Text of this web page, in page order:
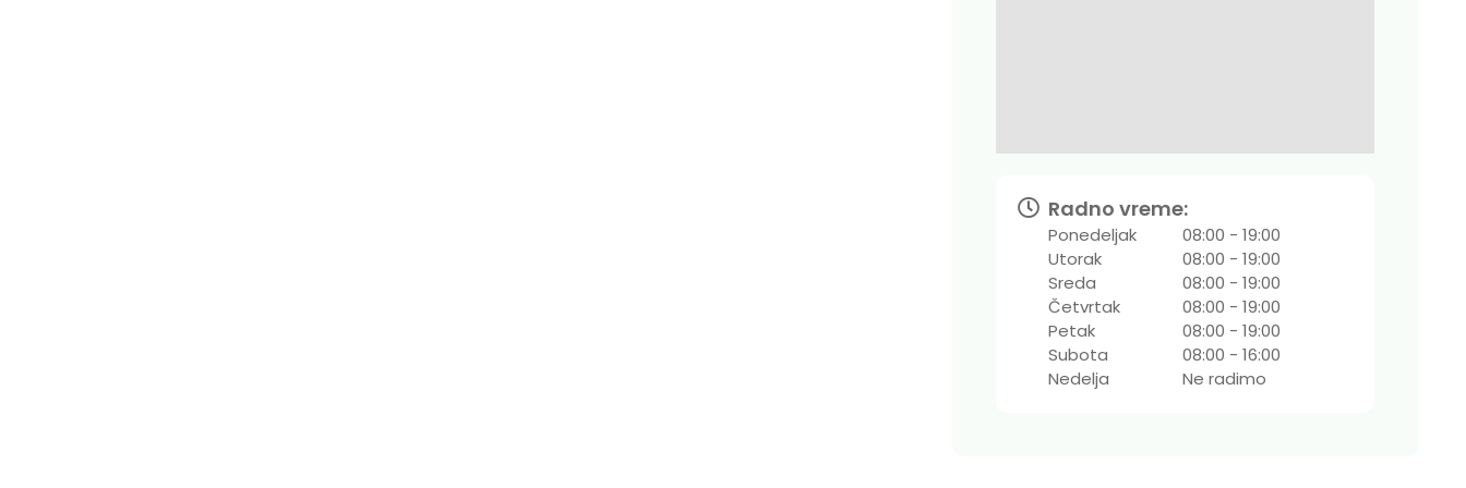
Radno vreme:
Ponedeljak
Utorak
Sreda
Četvrtak
Petak
Subota
Nedelja
08:00 - 19:00
08:00 - 19:00
08:00 - 19:00
08:00 - 19:00
08:00 - 19:00
08:00 - 16:00
Ne radimo